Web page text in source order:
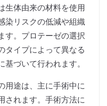
生体由来の材料を使用
染リスクの低減や組織
す。プロテーゼの選択
タイプによって異なる
づいて行われます。
用途は、主に手術中に
されます。手術方法に